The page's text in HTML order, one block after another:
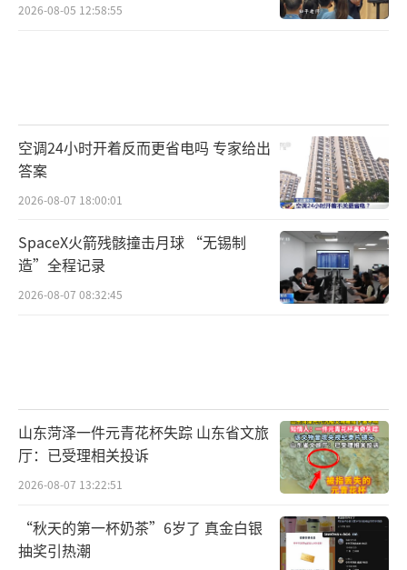
2026-08-05 12:58:55
空调24小时开着反而更省电吗 专家给出
答案
2026-08-07 18:00:01
SpaceX火箭残骸撞击月球 “无锡制
造”全程记录
2026-08-07 08:32:45
山东菏泽一件元青花杯失踪 山东省文旅
厅：已受理相关投诉
2026-08-07 13:22:51
“秋天的第一杯奶茶”6岁了 真金白银
抽奖引热潮